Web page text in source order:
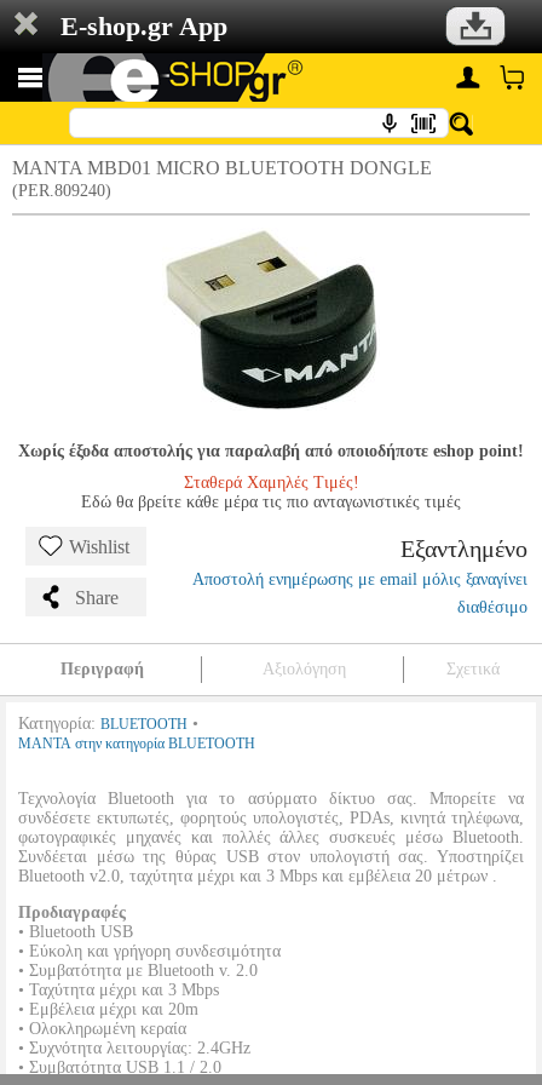
E-shop.gr App
MANTA MBD01 MICRO BLUETOOTH DONGLE
(PER.809240)
Χωρίς έξοδα αποστολής για παραλαβή από οποιοδήποτε eshop point!
Σταθερά Χαμηλές Τιμές!
Εδώ θα βρείτε κάθε μέρα τις πιο ανταγωνιστικές τιμές
Wishlist
Share
Εξαντλημένο
Αποστολή ενημέρωσης με email μόλις ξαναγίνει
διαθέσιμο
Περιγραφή Αξιολόγηση Σχετικά
Κατηγορία: BLUETOOTH •
MANTA στην κατηγορία BLUETOOTH
Τεχνολογία Bluetooth για το ασύρματο δίκτυο σας. Μπορείτε να
συνδέσετε εκτυπωτές, φορητούς υπολογιστές, PDAs, κινητά τηλέφωνα,
φωτογραφικές μηχανές και πολλές άλλες συσκευές μέσω Bluetooth.
Συνδέεται μέσω της θύρας USB στον υπολογιστή σας. Υποστηρίζει
Bluetooth v2.0, ταχύτητα μέχρι και 3 Mbps και εμβέλεια 20 μέτρων .
Προδιαγραφές
• Bluetooth USB
• Εύκολη και γρήγορη συνδεσιμότητα
• Συμβατότητα με Bluetooth v. 2.0
• Ταχύτητα μέχρι και 3 Mbps
• Εμβέλεια μέχρι και 20m
• Ολοκληρωμένη κεραία
• Συχνότητα λειτουργίας: 2.4GHz
• Συμβατότητα USB 1.1 / 2.0